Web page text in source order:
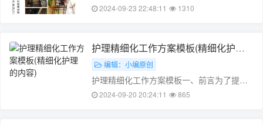
的快速发展，生活废弃物的数量不断增加，
行综合利用。本文将从废弃物的类型、综合
利用的意义、综合利用的方案模板等方面进
行……
2024-09-23 22:48:11 1310
护理精细化工作方案模板(精细化护理
的内容)
编辑：小编原创
护理精细化工作方案模板一、前言为了提高
医院的护理服务水平,降低医疗事故发生率,我
2024-09-20 20:24:11 865